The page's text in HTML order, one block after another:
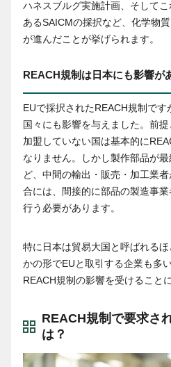
ハネスブルグ実施計画、そして
あるSAICMの採択など、化学物
が進んだことが挙げられます。
REACH規制は日本にも影響が
EUで採択されたREACH規制で
国々にも影響を与えました。前
加盟していない国は基本的に
なりません。しかし製作部品が
ど、中間の輸出・販売・加工業
合には、間接的に部品の製造事
行う必要があります。
特に日本は貿易大国と呼ばれる
かの形でEUと取引する企業も多
REACH規制の影響を受けること
REACH規制で要求さ
は？